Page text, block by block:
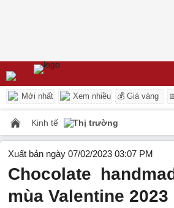
Mới nhất Xem nhiều 💰 Giá vàng
Kinh tế Thị trường
Xuất bản ngày 07/02/2023 03:07 PM
Chocolate
mùa Valentine 2023